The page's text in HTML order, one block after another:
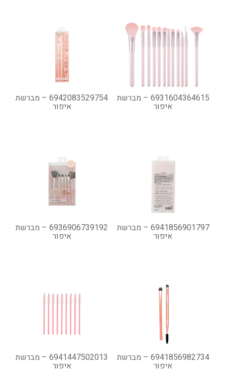
6931604364615 – מברשת
איפור
6942083529754 – מברשת
איפור
6941856901797 – מברשת
איפור
6936906739192 – מברשת
איפור
6941856982734 – מברשת
איפור
6941447502013 – מברשת
איפור